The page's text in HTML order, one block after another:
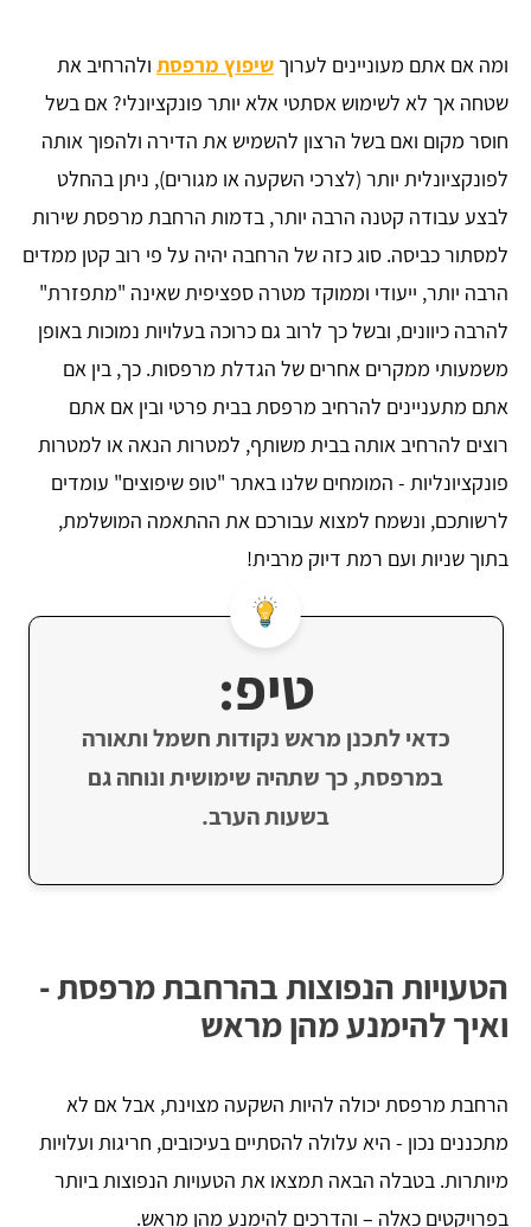
ומה אם אתם מעוניינים לערוך שיפוץ מרפסת ולהרחיב את
שטחה אך לא לשימוש אסתטי אלא יותר פונקציונלי? אם בשל
חוסר מקום ואם בשל הרצון להשמיש את הדירה ולהפוך אותה
לפונקציונלית יותר (לצרכי השקעה או מגורים), ניתן בהחלט
לבצע עבודה קטנה הרבה יותר, בדמות הרחבת מרפסת שירות
למסתור כביסה. סוג כזה של הרחבה יהיה על פי רוב קטן ממדים
הרבה יותר, ייעודי וממוקד מטרה ספציפית שאינה "מתפזרת"
להרבה כיוונים, ובשל כך לרוב גם כרוכה בעלויות נמוכות באופן
משמעותי ממקרים אחרים של הגדלת מרפסות. כך, בין אם
אתם מתעניינים להרחיב מרפסת בבית פרטי ובין אם אתם
רוצים להרחיב אותה בבית משותף, למטרות הנאה או למטרות
פונקציונליות - המומחים שלנו באתר "טופ שיפוצים" עומדים
לרשותכם, ונשמח למצוא עבורכם את ההתאמה המושלמת,
בתוך שניות ועם רמת דיוק מרבית!
טיפ:
כדאי לתכנן מראש נקודות חשמל ותאורה
במרפסת, כך שתהיה שימושית ונוחה גם
בשעות הערב.
הטעויות הנפוצות בהרחבת מרפסת -
ואיך להימנע מהן מראש
הרחבת מרפסת יכולה להיות השקעה מצוינת, אבל אם לא
מתכננים נכון - היא עלולה להסתיים בעיכובים, חריגות ועלויות
מיותרות. בטבלה הבאה תמצאו את הטעויות הנפוצות ביותר
בפרויקטים כאלה – והדרכים להימנע מהן מראש.